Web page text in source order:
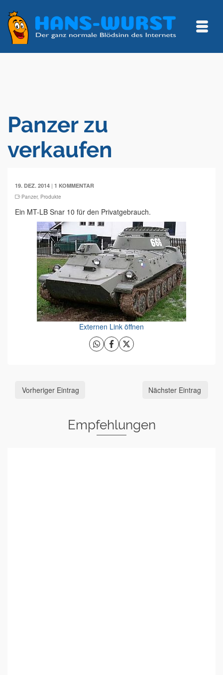
Panzer zu
verkaufen
19. DEZ. 2014 | 1 KOMMENTAR
Panzer, Produkte
Ein MT-LB Snar 10 für den Privatgebrauch.
Externen Link öffnen
Vorheriger Eintrag Nächster Eintrag
Empfehlungen